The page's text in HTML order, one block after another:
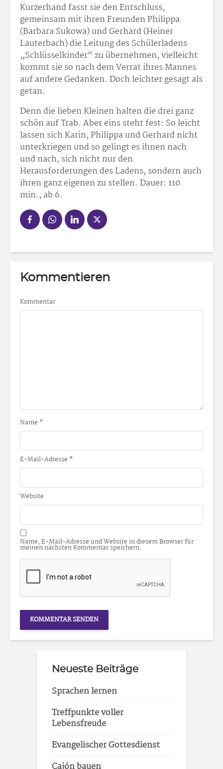
Kurzerhand fasst sie den Entschluss,
gemeinsam mit ihren Freunden Philippa
(Barbara Sukowa) und Gerhard (Heiner
Lauterbach) die Leitung des Schülerladens
„Schlüsselkinder“ zu übernehmen, vielleicht
kommt sie so nach dem Verrat ihres Mannes
auf andere Gedanken. Doch leichter gesagt als
getan.
Denn die lieben Kleinen halten die drei ganz
schön auf Trab. Aber eins steht fest: So leicht
lassen sich Karin, Philippa und Gerhard nicht
unterkriegen und so gelingt es ihnen nach
und nach, sich nicht nur den
Herausforderungen des Ladens, sondern auch
ihren ganz eigenen zu stellen. Dauer: 110
min., ab 6.
Kommentieren
Kommentar
Name *
E-Mail-Adresse *
Website
Name, E-Mail-Adresse und Website in diesem Browser für
meinen nächsten Kommentar speichern.
Neueste Beiträge
Sprachen lernen
Treffpunkte voller
Lebensfreude
Evangelischer Gottesdienst